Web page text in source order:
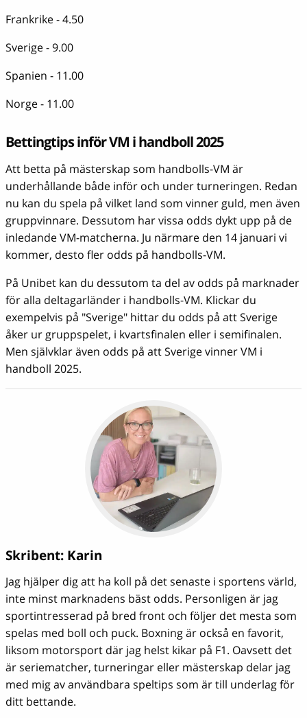
Frankrike - 4.50
Sverige - 9.00
Spanien - 11.00
Norge - 11.00
Bettingtips inför VM i handboll 2025
Att betta på mästerskap som handbolls-VM är
underhållande både inför och under turneringen. Redan
nu kan du spela på vilket land som vinner guld, men även
gruppvinnare. Dessutom har vissa odds dykt upp på de
inledande VM-matcherna. Ju närmare den 14 januari vi
kommer, desto fler odds på handbolls-VM.
På Unibet kan du dessutom ta del av odds på marknader
för alla deltagarländer i handbolls-VM. Klickar du
exempelvis på "Sverige" hittar du odds på att Sverige
åker ur gruppspelet, i kvartsfinalen eller i semifinalen.
Men självklar även odds på att Sverige vinner VM i
handboll 2025.
Skribent: Karin
Jag hjälper dig att ha koll på det senaste i sportens värld,
inte minst marknadens bäst odds. Personligen är jag
sportintresserad på bred front och följer det mesta som
spelas med boll och puck. Boxning är också en favorit,
liksom motorsport där jag helst kikar på F1. Oavsett det
är seriematcher, turneringar eller mästerskap delar jag
med mig av användbara speltips som är till underlag för
ditt bettande.